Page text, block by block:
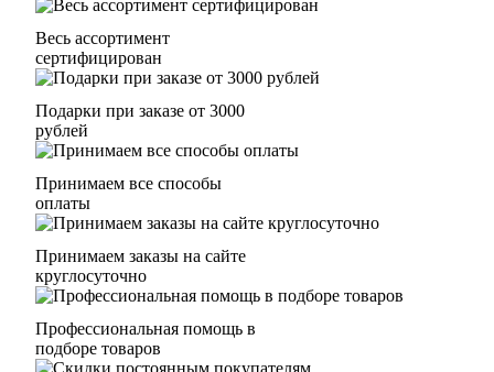
Весь ассортимент
сертифицирован
Подарки при заказе от 3000
рублей
Принимаем все способы
оплаты
Принимаем заказы на сайте
круглосуточно
Профессиональная помощь в
подборе товаров